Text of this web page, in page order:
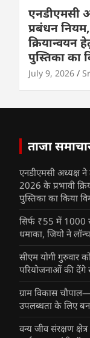
एनडीएमसी
प्रबंधन
क्रियान्वयन
पुस्तिका का
July 9, 2026
ताजा
एनडीएमसी अध्यक्ष ने
2026 के प्रभावी
पुस्तिका का किया
सिर्फ ₹55 में 1000
धमाका, जियो ने
सीएम योगी गुरुवार
परियोजनाओं की देंगे
ग्राम विकास
उपलब्धता के लिए
वन्य जीव संरक्षण